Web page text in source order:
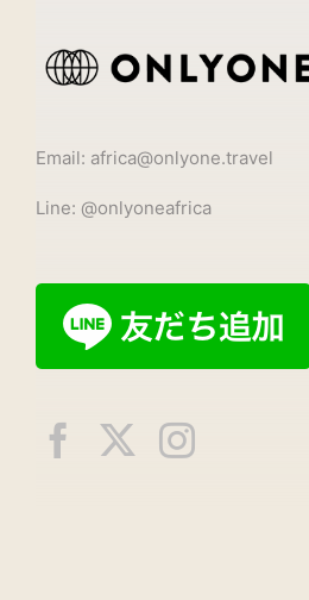
Email: africa@onlyone.travel
Line: @onlyoneafrica